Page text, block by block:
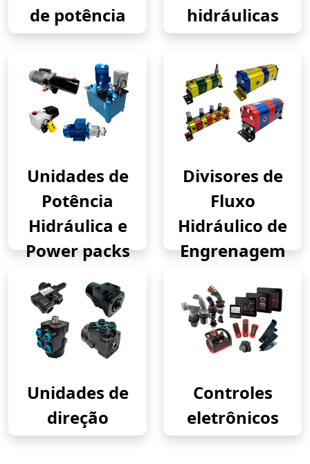
de potência
hidráulicas
Unidades de
Potência
Hidráulica e
Power packs
Divisores de
Fluxo
Hidráulico de
Engrenagem
Unidades de
direção
Controles
eletrônicos